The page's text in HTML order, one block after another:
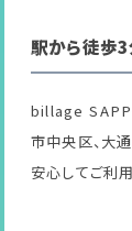
駅から徒歩
billage
市中央区、大
安心してご利